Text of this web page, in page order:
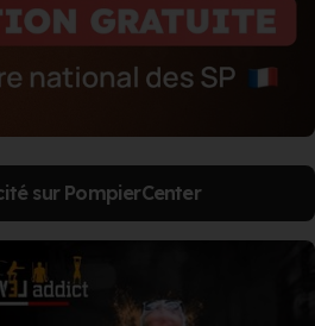
sur PompierCenter